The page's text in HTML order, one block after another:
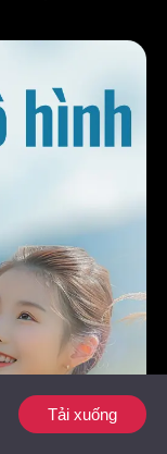
Tải xuống